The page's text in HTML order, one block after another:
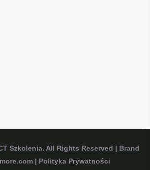
Szkolenia. All Rights Reserved | Brand
| Polityka Prywatności